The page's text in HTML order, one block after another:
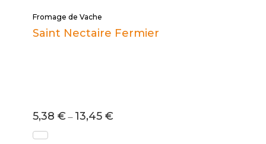
Fromage de Vache
Saint Nectaire Fermier
5,38 € – 13,45 €